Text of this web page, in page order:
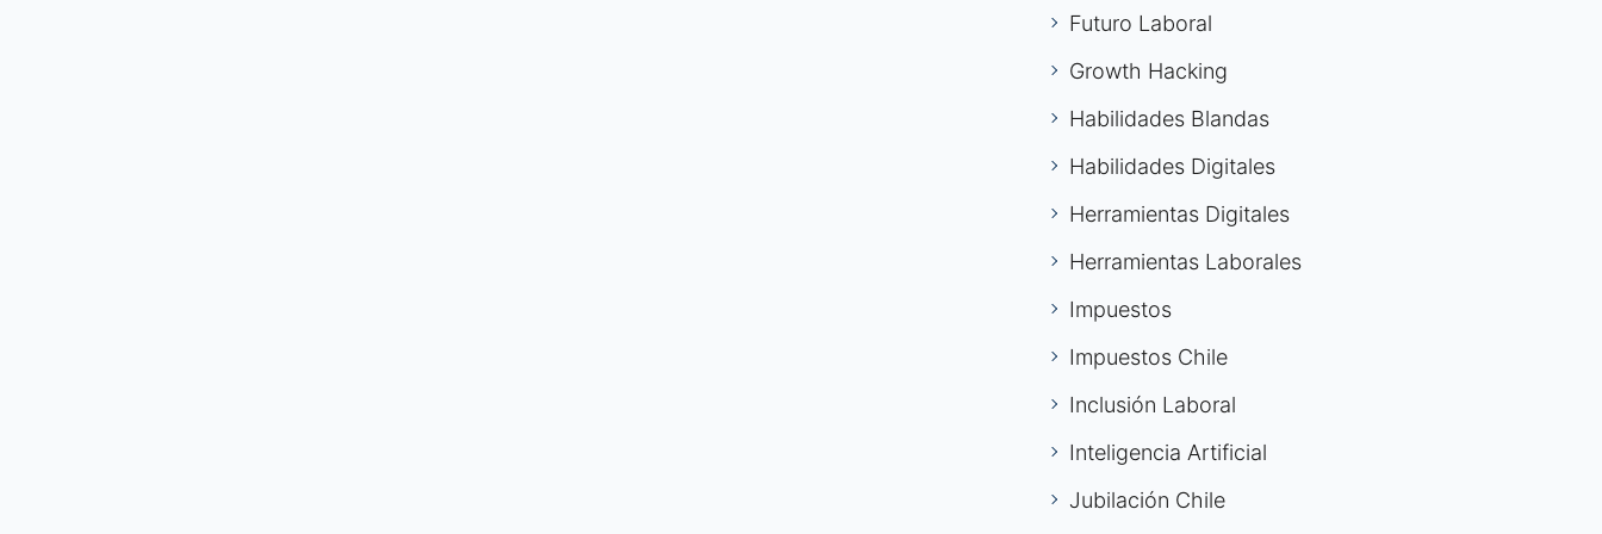
Futuro Laboral
Growth Hacking
Habilidades Blandas
Habilidades Digitales
Herramientas Digitales
Herramientas Laborales
Impuestos
Impuestos Chile
Inclusión Laboral
Inteligencia Artificial
Jubilación Chile